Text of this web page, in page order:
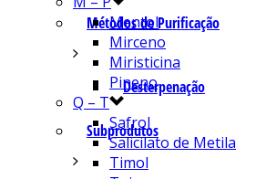
Métodos de Purificação
Desterpenação
Subprodutos
Mentol
Mirceno
Miristicina
Pineno
Q – T
Safrol
Salicilato de Metila
Timol